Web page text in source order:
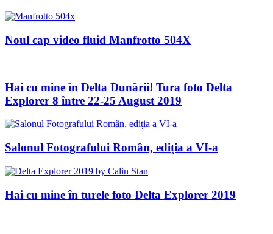
Noul cap video fluid Manfrotto 504X
Hai cu mine în Delta Dunării! Tura foto Delta
Explorer 8 între 22-25 August 2019
Salonul Fotografului Român, ediția a VI-a
Hai cu mine în turele foto Delta Explorer 2019